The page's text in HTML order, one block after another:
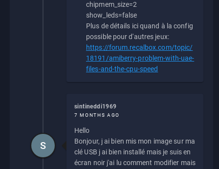
chipmem_size=2
show_leds=false
Plus de détails ici quand à la config
possible pour d'autres jeux:
https://forum.recalbox.com/topic/
18191/amiberry-problem-with-uae-
files-and-the-cpu-speed
sintineddi1969
7 MONTHS AGO
Hello
Bonjour, j ai bien mis mon image sur ma
clé USB j ai bien installé mais je suis en
écran noir j'ai lu comment modifier mais
S